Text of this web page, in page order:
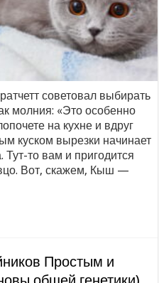
советовал выбирать
молния: «Это особенно
на кухне и вдруг
куском вырезки начинает
Тут-то вам и пригодится
Вот, скажем, Кыш —
Простым и